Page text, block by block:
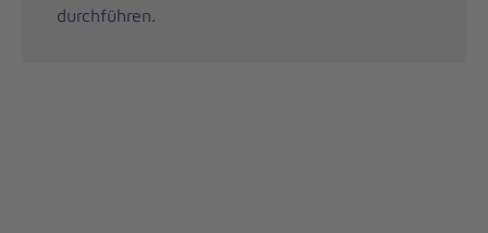
durchführen.